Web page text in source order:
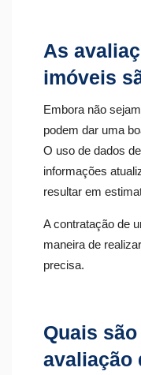
As
imóveis
Embora não
podem dar uma
O uso de dados
informações
resultar em
A contratação de
maneira de
precisa.
Quais
avaliação